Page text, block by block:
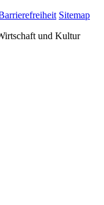
Sitemap
und Kultur